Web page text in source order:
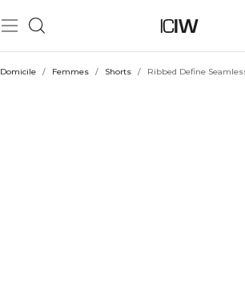
Domicile / Femmes / Shorts /